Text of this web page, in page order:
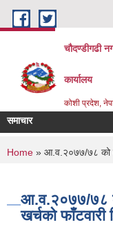
Skip to main content
चौदण्डीगढी
कार्यालय
कोशी प्रदेश,
समाचार
You are
Home » आ.व.२०७७/७८ को
आ.व.२०७७/७८
खर्चको फाँटवारी